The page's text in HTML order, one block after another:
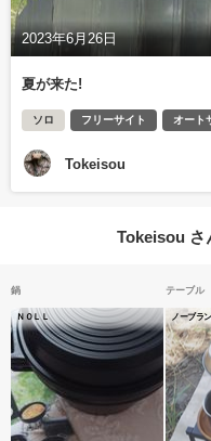
2023年6月26日
夏が来た!
ソロ フリーサイト オート
Tokeisou
Tokeisou さ
鍋
ＮＯＬＬ
テーブル
ノーブラ